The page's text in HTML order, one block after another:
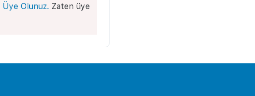
Üye Olunuz. Zaten üye